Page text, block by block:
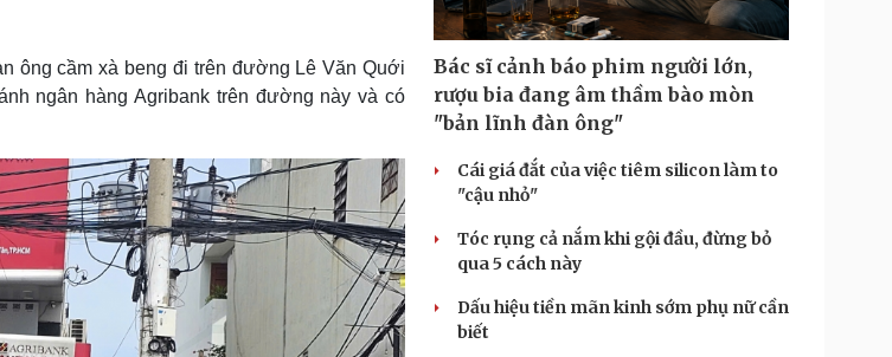
Vì cộng đồng
Chuyển đổi số
Giải trí
Nghệ sĩ
Sao Việt
Du lịch
check-in
Podcast
Đọc truyện đêm khuya
Cửa sổ tình yêu
Kể chuyện cho bé
ông cầm xà beng đi trên đường Lê Văn Quới
ngân hàng Agribank trên đường này và có
Bác sĩ cảnh báo phim người lớn,
rượu bia đang âm thầm bào mòn
"bản lĩnh đàn ông"
Cái giá đắt của việc tiêm silicon làm to
"cậu nhỏ"
Tóc rụng cả nắm khi gội đầu, đừng bỏ
qua 5 cách này
Dấu hiệu tiền mãn kinh sớm phụ nữ cần
biết